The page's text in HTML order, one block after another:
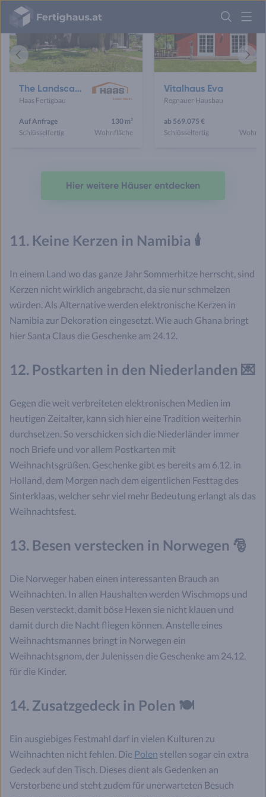
Fertighaus
Logo
Anmelden
The Landscape House
Haas Fertigbau
Auf Anfrage
Schlüsselfertig
130 m²
Wohnfläche
Vitalhaus Eva
Regnauer Hausbau
ab 569.075 €
Schlüsselfertig
Vorheriges
Hier weitere Häuser entdecken
11. Keine Kerzen in Namibia 🕯️
In einem Land wo das ganze Jahr Sommerhitze herrscht, sind
Kerzen nicht wirklich angebracht, da sie nur schmelzen
würden. Als Alternative werden elektronische Kerzen in
Namibia zur Dekoration eingesetzt. Wie auch Ghana bringt
hier Santa Claus die Geschenke am 24.12.
12. Postkarten in den Niederlanden 💌
Gegen die weit verbreiteten elektronischen Medien im
heutigen Zeitalter, kann sich hier eine Tradition weiterhin
durchsetzen. So verschicken sich die Niederländer immer
noch Briefe und vor allem Postkarten mit
Weihnachtsgrüßen. Geschenke gibt es bereits am 6.12. in
Holland, dem Morgen nach dem eigentlichen Festtag des
Sinterklaas, welcher sehr viel mehr Bedeutung erlangt als das
Weihnachtsfest.
13. Besen verstecken in Norwegen 🎅
Die Norweger haben einen interessanten Brauch an
Weihnachten. In allen Haushalten werden Wischmops und
Besen versteckt, damit böse Hexen sie nicht klauen und
damit durch die Nacht fliegen können. Anstelle eines
Weihnachtsmannes bringt in Norwegen ein
Weihnachtsgnom, der Julenissen die Geschenke am 24.12.
für die Kinder.
14. Zusatzgedeck in Polen 🍽️
Ein ausgiebiges Festmahl darf in vielen Kulturen zu
Weihnachten nicht fehlen. Die Polen stellen sogar ein extra
Gedeck auf den Tisch. Dieses dient als Gedenken an
Verstorbene und steht zudem für unerwarteten Besuch